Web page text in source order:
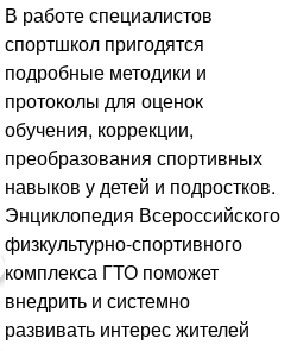
В работе специалистов
спортшкол пригодятся
подробные методики и
протоколы для оценок
обучения, коррекции,
преобразования спортивных
навыков у детей и подростков.
Энциклопедия Всероссийского
физкультурно-спортивного
комплекса ГТО поможет
внедрить и системно
развивать интерес жителей